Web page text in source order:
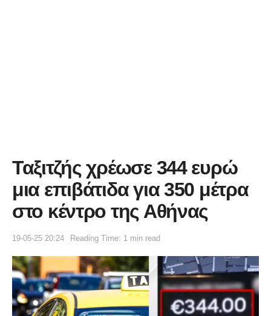
Ταξιτζής χρέωσε 344 ευρώ
μια επιβάτιδα για 350 μέτρα
στο κέντρο της Αθήνας
19-05-25 20:24 Reading Time: 1 min read